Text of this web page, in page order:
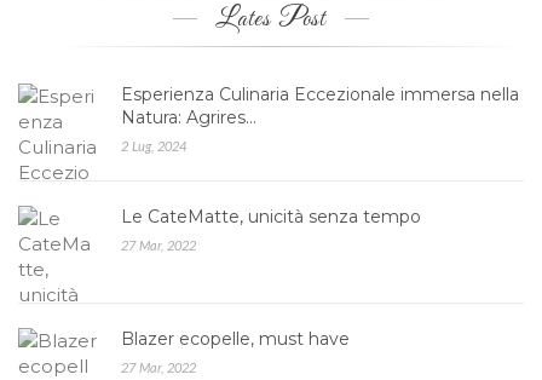
Lates Post
Esperienza Culinaria Eccezionale immersa nella
Natura: Agrires…
2 Lug, 2024
Le CateMatte, unicità senza tempo
27 Mar, 2022
Blazer ecopelle, must have
27 Mar, 2022